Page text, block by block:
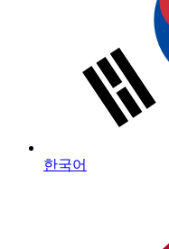
한국어